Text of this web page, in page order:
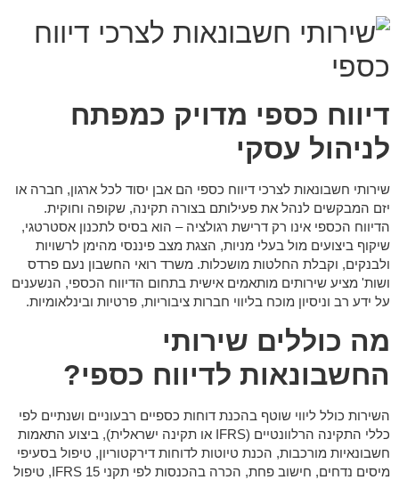
דיווח כספי מדויק כמפתח
לניהול עסקי
שירותי חשבונאות לצרכי דיווח כספי הם אבן יסוד לכל ארגון, חברה או
יזם המבקשים לנהל את פעילותם בצורה תקינה, שקופה וחוקית.
הדיווח הכספי אינו רק דרישת רגולציה – הוא בסיס לתכנון אסטרטגי,
שיקוף ביצועים מול בעלי מניות, הצגת מצב פיננסי מהימן לרשויות
ולבנקים, וקבלת החלטות מושכלות. משרד רואי החשבון נעם פרדס
ושות' מציע שירותים מותאמים אישית בתחום הדיווח הכספי, הנשענים
על ידע רב וניסיון מוכח בליווי חברות ציבוריות, פרטיות ובינלאומיות.
מה כוללים שירותי
החשבונאות לדיווח כספי?
השירות כולל ליווי שוטף בהכנת דוחות כספיים רבעוניים ושנתיים לפי
כללי התקינה הרלוונטיים (IFRS או תקינה ישראלית), ביצוע התאמות
חשבונאיות מורכבות, הכנת טיוטות לדוחות דירקטוריון, טיפול בסעיפי
מיסים נדחים, חישוב פחת, הכרה בהכנסות לפי תקני IFRS 15, טיפול